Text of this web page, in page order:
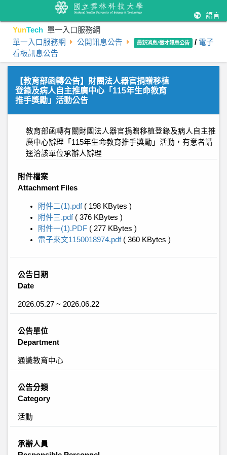
語言
YunTech 單一入口服務網
單一入口服務網 公開訊息公告 最新消息/徵才訊息公告 / 電子
看板訊息公告
【教育部函轉公告】財團法人器官捐贈移植
登錄及病人自主推廣中心「115年生命教育
推手獎勵」活動公告
教育部函轉有關財團法人器官捐贈移植登錄及病人自主推
廣中心辦理「115年生命教育推手獎勵」活動，有意者請
逕洽該單位承辦人辦理
附件檔案
Attachment Files
附件二(1).pdf ( 198 KBytes )
附件三.pdf ( 376 KBytes )
附件一(1).PDF ( 277 KBytes )
電子來文1150018974.pdf ( 360 KBytes )
公告日期
Date
2026.05.27 ~ 2026.06.22
公告單位
Department
通識教育中心
公告分類
Category
活動
承辦人員